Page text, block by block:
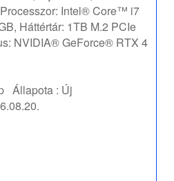
Intel® Core™ i7
Háttértár: 1TB M.2 PCIe
NVIDIA® GeForce® RTX 4
Állapota : Új